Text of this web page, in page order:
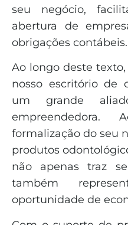
seu negócio,
abertura de
obrigações contábeis.
Ao longo deste
nosso escritório de
um grande
empreendedora.
formalização do seu
produtos
não apenas traz
também
oportunidade de